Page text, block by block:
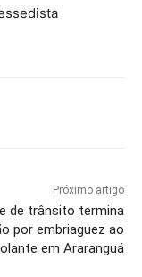
Próximo artigo
de trânsito termina
por embriaguez ao
em Araranguá